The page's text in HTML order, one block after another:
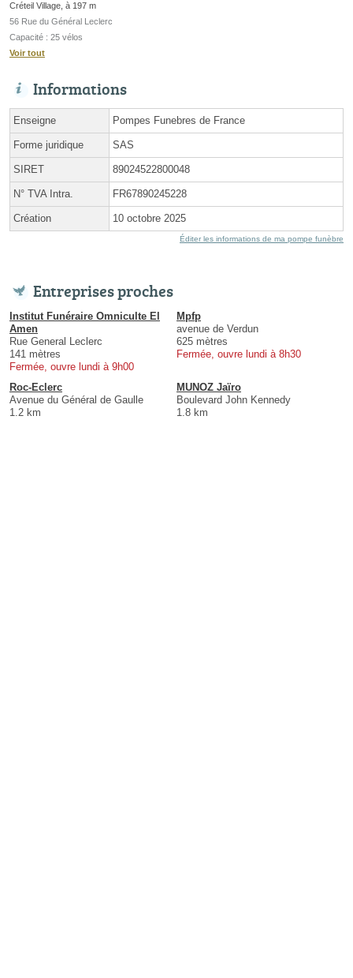
Créteil Village, à 197 m
56 Rue du Général Leclerc
Capacité : 25 vélos
Voir tout
Informations
Enseigne Pompes Funebres de France
Forme juridique SAS
SIRET 89024522800048
N° TVA Intra. FR67890245228
Création 10 octobre 2025
Éditer les informations de ma pompe funèbre
Entreprises proches
Institut Funéraire Omniculte El
Amen
Rue General Leclerc
141 mètres
Fermée, ouvre lundi à 9h00
Mpfp
avenue de Verdun
625 mètres
Fermée, ouvre lundi à 8h30
Roc-Eclerc
Avenue du Général de Gaulle
1.2 km
MUNOZ Jaïro
Boulevard John Kennedy
1.8 km